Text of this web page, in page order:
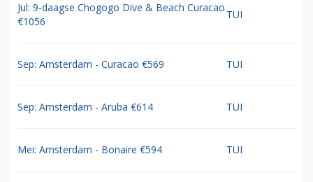
Jul: 9-daagse Chogogo Dive & Beach Curacao
€1056
TUI
Sep: Amsterdam - Curacao €569 TUI
Sep: Amsterdam - Aruba €614 TUI
Mei: Amsterdam - Bonaire €594 TUI